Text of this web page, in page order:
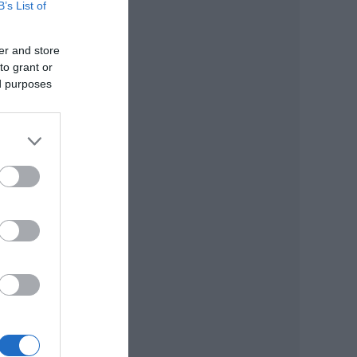
List of
and store
grant or
purposes